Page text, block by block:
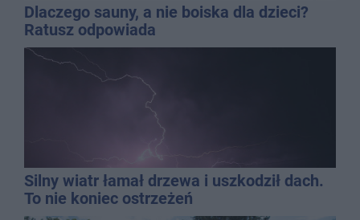
Dlaczego sauny, a nie boiska dla dzieci?
Ratusz odpowiada
Silny wiatr łamał drzewa i uszkodził dach.
To nie koniec ostrzeżeń